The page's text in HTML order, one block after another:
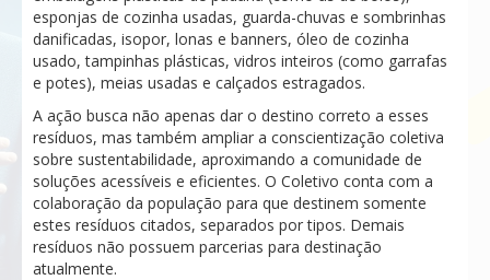
esponjas de cozinha usadas, guarda-chuvas e sombrinhas
danificadas, isopor, lonas e banners, óleo de cozinha
usado, tampinhas plásticas, vidros inteiros (como garrafas
e potes), meias usadas e calçados estragados.
A ação busca não apenas dar o destino correto a esses
resíduos, mas também ampliar a conscientização coletiva
sobre sustentabilidade, aproximando a comunidade de
soluções acessíveis e eficientes. O Coletivo conta com a
colaboração da população para que destinem somente
estes resíduos citados, separados por tipos. Demais
resíduos não possuem parcerias para destinação
atualmente.